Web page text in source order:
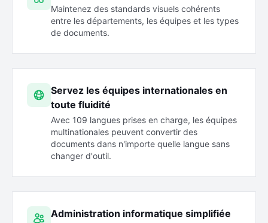
Maintenez des standards visuels cohérents
entre les départements, les équipes et les types
de documents.
Servez les équipes internationales en
toute fluidité
Avec 109 langues prises en charge, les équipes
multinationales peuvent convertir des
documents dans n'importe quelle langue sans
changer d'outil.
Administration informatique simplifiée